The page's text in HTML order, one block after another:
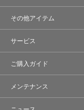
その他アイテム
サービス
ご購入ガイド
メンテナンス